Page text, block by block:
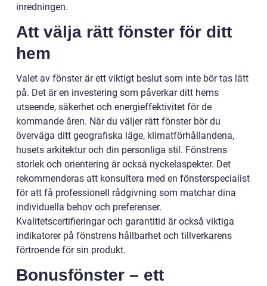
inredningen.
Att välja rätt fönster för ditt
hem
Valet av fönster är ett viktigt beslut som inte bör tas lätt
på. Det är en investering som påverkar ditt hems
utseende, säkerhet och energieffektivitet för de
kommande åren. När du väljer rätt fönster bör du
överväga ditt geografiska läge, klimatförhållandena,
husets arkitektur och din personliga stil. Fönstrens
storlek och orientering är också nyckelaspekter. Det
rekommenderas att konsultera med en fönsterspecialist
för att få professionell rådgivning som matchar dina
individuella behov och preferenser.
Kvalitetscertifieringar och garantitid är också viktiga
indikatorer på fönstrens hållbarhet och tillverkarens
förtroende för sin produkt.
Bonusfönster – ett